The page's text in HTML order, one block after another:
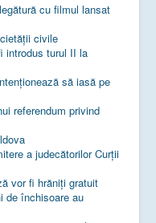
cu filmul lansat
civile
introdus turul II la
să iasă pe
referendum privind
a judecătorilor Curţii
vor fi hrăniţi gratuit
de închisoare au